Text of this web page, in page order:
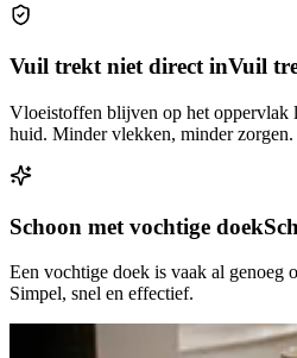
Vuil trekt niet direct inVuil
Vloeistoffen blijven op het oppervlak
huid. Minder vlekken, minder zorgen.
Schoon met vochtige doek
Een vochtige doek is vaak al genoeg
Simpel, snel en effectief.